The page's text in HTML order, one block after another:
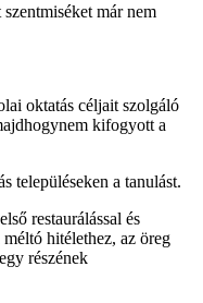
már nem
oktatás céljait szolgáló
kifogyott a
településeken a tanulást.
restaurálással és
hitélethez, az öreg
részének